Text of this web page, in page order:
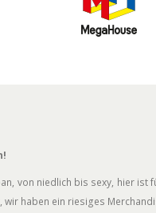
von niedlich bis sexy, hier
haben ein riesiges